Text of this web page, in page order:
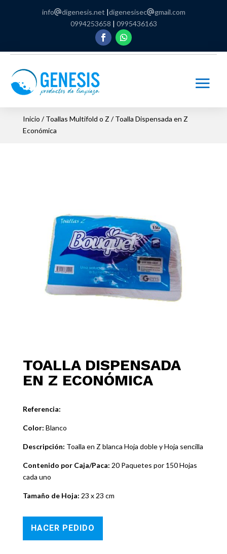
info digenesis.net |digenesisec
gmail.com
0994253658 | 0995436163
Inicio /Toallas Multifold o Z / Toalla Dispensada en Z
Económica
TOALLA DISPENSADA
EN Z ECONÓMICA
Referencia:
Color: Blanco
Descripción: Toalla en Z blanca Hoja doble y Hoja sencilla
Contenido por Caja/Paca: 20 Paquetes por 150 Hojas
cada uno
Tamaño de Hoja: 23 x 23 cm
HACER PEDIDO